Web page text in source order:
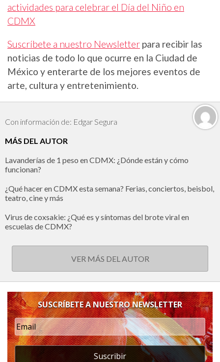
actividades para celebrar el Día del Niño en
CDMX
Suscríbete a nuestro Newsletter para recibir las
noticias de todo lo que ocurre en la Ciudad de
México y enterarte de los mejores eventos de
arte, cultura y entretenimiento.
Con información de: Edgar Segura
MÁS DEL AUTOR
Lavanderías de 1 peso en CDMX: ¿Dónde están y cómo
funcionan?
¿Qué hacer en CDMX esta semana? Ferias, conciertos, beisbol,
teatro, cine y más
Virus de coxsakie: ¿Qué es y síntomas del brote viral en
escuelas de CDMX?
VER MÁS DEL AUTOR
SUSCRÍBETE A NUESTRO NEWSLETTER
Suscribir